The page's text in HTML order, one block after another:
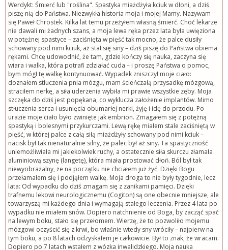
Werdykt: Śmierć lub "roślina". Spastyka miażdżyła kciuk w dłoni, a dziś
piszę nią do Państwa. Niezwykła historia moja i mojej Mamy. Nazywam
się Paweł Chrostek. Kilka lat temu przeżyłem własną śmierć. Choć lekarze
nie dawali mi żadnych szans, a moja lewa ręka przez lata była uwięziona
w potężnej spastyce – zaciśnięta w pięść tak mocno, że palce dusiły
schowany pod nimi kciuk, aż stał się siny – dziś piszę do Państwa obiema
rękami. Chcę udowodnić, że tam, gdzie kończy się nauka, zaczyna się
wiara i walka, która potrafi zdziałać cuda – i proszę Państwa o pomoc,
bym mógł tę walkę kontynuować. Wypadek zniszczył moje ciało:
doznałem stłuczenia pnia mózgu, mam ścieńczałą przysadkę mózgową,
straciłem nerkę, a siła uderzenia wybiła mi prawie wszystkie zęby. Moja
szczęka do dziś jest popękana, co wyklucza założenie implantów. Mimo
stłuczenia serca i usunięcia obumarłej nerki, żyję i idę do przodu. Po
urazie moje ciało było zwinięte jak embrion. Zmagałem się z potężną
spastyką i bolesnymi przykurczami. Lewą rękę miałem stale zaciśniętą w
pięść, w której palce z całą siłą miażdżyły schowany pod nimi kciuk –
nacisk był tak nienaturalnie silny, że palec był aż siny. Ta spastyczność
uniemożliwiała mi jakiekolwiek ruchy, a ostatecznie siła skurczu złamała
aluminiową szynę (langetę), która miała prostować dłoń. Ból był tak
niewyobrażalny, że na początku nie chciałem już żyć. Dzięki Bogu
przełamałem się i podjąłem walkę. Moja droga to nie były tygodnie, lecz
lata: Od wypadku do dziś zmagam się z zanikami pamięci. Dzięki
trafnemu lekowi neurologicznemu (Cogiton) są one obecnie mniejsze, ale
towarzyszą mi każdego dnia i wymagają stałego leczenia. Przez 4 lata po
wypadku nie miałem snów. Dopiero natchnienie od Boga, by zacząć spać
na lewym boku, stało się przełomem. Wierzę, że to pozwoliło mojemu
mózgowi oczyścić się z krwi, bo właśnie wtedy sny wróciły – najpierw na
tym boku, a po 8 latach odzyskałem je całkowicie. Był to znak, że wracam.
Dopiero po 7 latach wstałem z wózka inwalidzkiego. Moja nauka